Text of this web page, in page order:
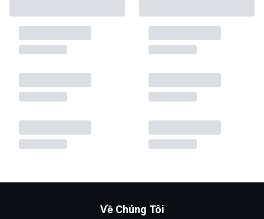
Về Chúng Tôi